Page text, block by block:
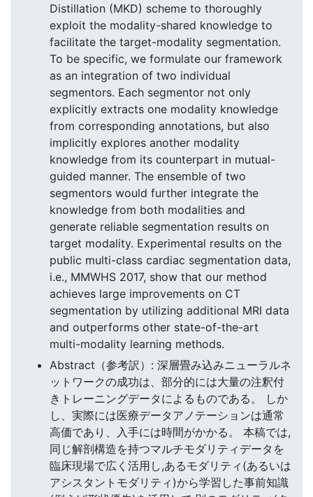
Distillation (MKD) scheme to thoroughly
exploit the modality-shared knowledge to
facilitate the target-modality segmentation.
To be specific, we formulate our framework
as an integration of two individual
segmentors. Each segmentor not only
explicitly extracts one modality knowledge
from corresponding annotations, but also
implicitly explores another modality
knowledge from its counterpart in mutual-
guided manner. The ensemble of two
segmentors would further integrate the
knowledge from both modalities and
generate reliable segmentation results on
target modality. Experimental results on the
public multi-class cardiac segmentation data,
i.e., MMWHS 2017, show that our method
achieves large improvements on CT
segmentation by utilizing additional MRI data
and outperforms other state-of-the-art
multi-modality learning methods.
Abstract（参考訳）: 深層畳み込みニューラルネ
ットワークの成功は、部分的には大量の注釈付
きトレーニングデータによるものである。 しか
し、実際には医療データアノテーションは通常
高価であり、入手には時間がかかる。 本稿では,
同じ解剖構造を持つマルチモダリティデータを
臨床現場で広く活用し,あるモダリティ(あるいは
アシスタントモダリティ)から学習した事前知識